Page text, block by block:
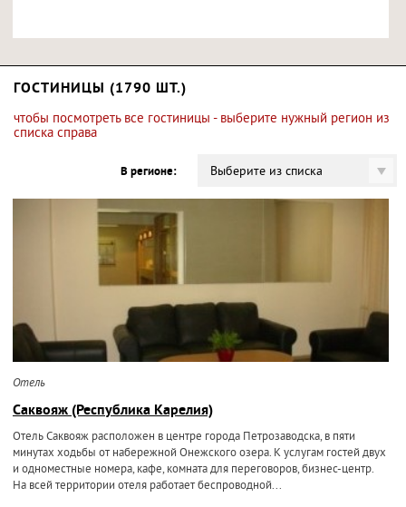
ГОСТИНИЦЫ (1790 ШТ.)
чтобы посмотреть все гостиницы - выберите нужный регион из
списка справа
В регионе: Выберите из списка
Отель
Саквояж (Республика Карелия)
Отель Саквояж расположен в центре города Петрозаводска, в пяти
минутах ходьбы от набережной Онежского озера. К услугам гостей двух
и одноместные номера, кафе, комната для переговоров, бизнес-центр.
На всей территории отеля работает беспроводной...